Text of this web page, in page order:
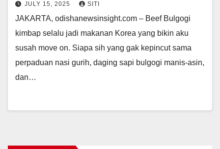
JULY 15, 2025 SITI
JAKARTA, odishanewsinsight.com – Beef Bulgogi
kimbap selalu jadi makanan Korea yang bikin aku
susah move on. Siapa sih yang gak kepincut sama
perpaduan nasi gurih, daging sapi bulgogi manis-asin,
dan…